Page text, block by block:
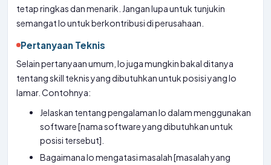
tetap ringkas dan menarik. Jangan lupa untuk tunjukin
semangat lo untuk berkontribusi di perusahaan.
Pertanyaan Teknis
Selain pertanyaan umum, lo juga mungkin bakal ditanya
tentang skill teknis yang dibutuhkan untuk posisi yang lo
lamar. Contohnya:
Jelaskan tentang pengalaman lo dalam menggunakan
software [nama software yang dibutuhkan untuk
posisi tersebut].
Bagaimana lo mengatasi masalah [masalah yang